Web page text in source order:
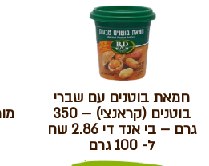
חמאת בוטנים עם שברי
בוטנים (קראנצי) – 350
גרם – בי אנד די 2.86 שח
ל- 100 גרם